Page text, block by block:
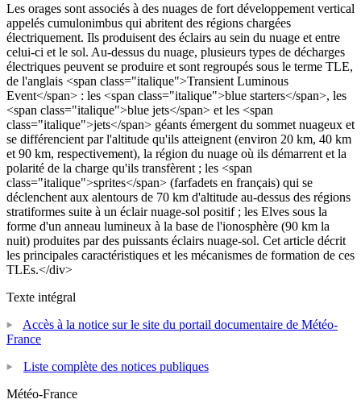
Les orages sont associés à des nuages de fort développement vertical
appelés cumulonimbus qui abritent des régions chargées
électriquement. Ils produisent des éclairs au sein du nuage et entre
celui-ci et le sol. Au-dessus du nuage, plusieurs types de décharges
électriques peuvent se produire et sont regroupés sous le terme TLE,
de l'anglais <span class="italique">Transient Luminous
Event</span> : les <span class="italique">blue starters</span>, les
<span class="italique">blue jets</span> et les <span
class="italique">jets</span> géants émergent du sommet nuageux et
se différencient par l'altitude qu'ils atteignent (environ 20 km, 40 km
et 90 km, respectivement), la région du nuage où ils démarrent et la
polarité de la charge qu'ils transfèrent ; les <span
class="italique">sprites</span> (farfadets en français) qui se
déclenchent aux alentours de 70 km d'altitude au-dessus des régions
stratiformes suite à un éclair nuage-sol positif ; les Elves sous la
forme d'un anneau lumineux à la base de l'ionosphère (90 km la
nuit) produites par des puissants éclairs nuage-sol. Cet article décrit
les principales caractéristiques et les mécanismes de formation de ces
TLEs.</div>
Texte intégral
Accès à la notice sur le site du portail documentaire de Météo-
France
Liste complète des notices publiques
Météo-France